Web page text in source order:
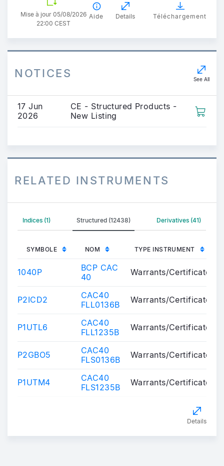
Mise à jour 05/08/2026
22:00 CEST
Aide Details Téléchargement
NOTICES See All
17 Jun
2026
CE - Structured Products -
New Listing
RELATED INSTRUMENTS
Indices (1) Structured (12438) Derivatives (41)
SYMBOLE NOM TYPE INSTRUMENT
1040P
BCP CAC
40
Warrants/Certificates
P2ICD2
CAC40
FLL0136B
Warrants/Certificates
P1UTL6
CAC40
FLL1235B
Warrants/Certificates
P2GBO5
CAC40
FLS0136B
Warrants/Certificates
P1UTM4
CAC40
FLS1235B
Warrants/Certificates
Details